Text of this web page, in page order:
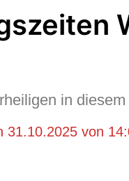
in
31.10.2025 von